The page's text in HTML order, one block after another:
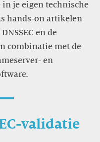
je eigen technische
hands-on artikelen
en de
combinatie met de
en
validatie